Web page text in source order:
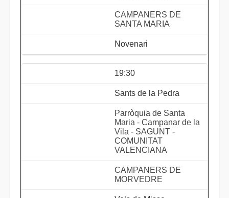
CAMPANERS DE
SANTA MARIA
Novenari
19:30
Sants de la Pedra
Parròquia de Santa
Maria - Campanar de la
Vila - SAGUNT -
COMUNITAT
VALENCIANA
CAMPANERS DE
MORVEDRE